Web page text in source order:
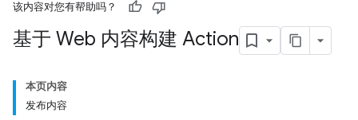
该内容对您有帮助吗？
基于 Web 内容构建 Action
本页内容
发布内容